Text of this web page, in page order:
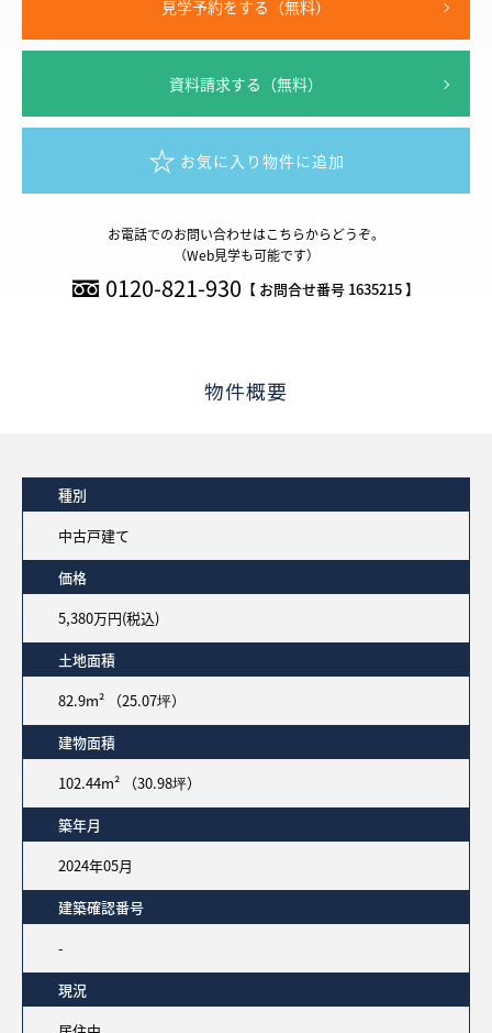
見学予約をする（無料）
資料請求する（無料）
お気に入り物件に追加
お電話でのお問い合わせはこちらからどうぞ。
（Web見学も可能です）
0120-821-930 【 お問合せ番号 1635215 】
物件概要
種別
中古戸建て
価格
5,380万円(税込)
土地面積
82.9m² （25.07坪）
建物面積
102.44m² （30.98坪）
築年月
2024年05月
建築確認番号
-
現況